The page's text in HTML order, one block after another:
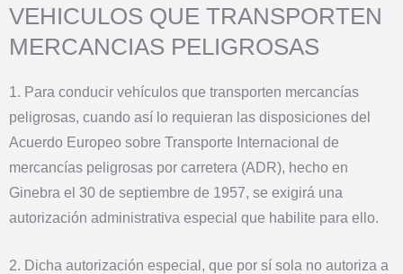
VEHICULOS QUE TRANSPORTEN
MERCANCIAS PELIGROSAS
1. Para conducir vehículos que transporten mercancías
peligrosas, cuando así lo requieran las disposiciones del
Acuerdo Europeo sobre Transporte Internacional de
mercancías peligrosas por carretera (ADR), hecho en
Ginebra el 30 de septiembre de 1957, se exigirá una
autorización administrativa especial que habilite para ello.
2. Dicha autorización especial, que por sí sola no autoriza a